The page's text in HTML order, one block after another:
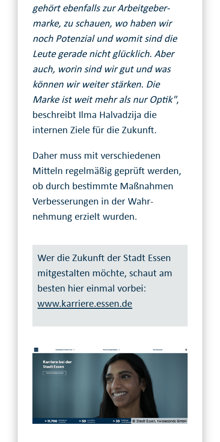
gehört ebenfalls zur Arbeit­geber­
marke, zu schauen, wo haben wir
noch Potenzial und womit sind die
Leute gerade nicht glücklich. Aber
auch, worin sind wir gut und was
können wir weiter stärken. Die
Marke ist weit mehr als nur Optik",
beschreibt Ilma Halvadzija die
internen Ziele für die Zukunft.
Daher muss mit verschiedenen
Mitteln regelmäßig geprüft werden,
ob durch bestimmte Maß­nahmen
Ver­besserungen in der Wahr­
nehmung erzielt wurden.
Wer die Zukunft der Stadt Essen
mitgestalten möchte, schaut am
besten hier einmal vorbei:
www.karriere.essen.de
© Stadt Essen, twoseconds GmbH